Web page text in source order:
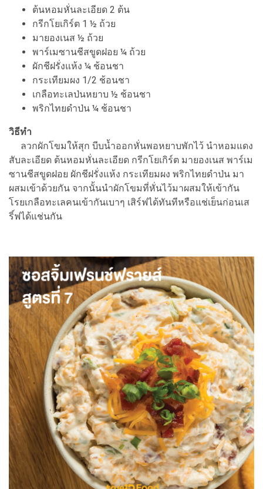
ต้นหอมหั่นละเอียด 2 ต้น
กรีกโยเกิร์ต 1 ½ ถ้วย
มายองเนส ½ ถ้วย
พาร์เมซานชีสขูดฝอย ¼ ถ้วย
ผักชีฝรั่งแห้ง ¼ ช้อนชา
กระเทียมผง 1/2 ช้อนชา
เกลือทะเลป่นหยาบ ½ ช้อนชา
พริกไทยดำป่น ¼ ช้อนชา
วิธีทำ
ลวกผักโขมให้สุก บีบน้ำออกหั่นพอหยาบพักไว้ นำหอมแดง
สับละเอียด ต้นหอมหั่นละเอียด กรีกโยเกิร์ต มายองเนส พาร์เม
ซานชีสขูดฝอย ผักชีฝรั่งแห้ง กระเทียมผง พริกไทยดำป่น มา
ผสมเข้าด้วยกัน จากนั้นนำผักโขมที่หั่นไว้มาผสมให้เข้ากัน
โรยเกลือทะเลคนเข้ากันเบาๆ เสิร์ฟได้ทันทีหรือแช่เย็นก่อนเส
ริ์ฟได้แช่นกัน